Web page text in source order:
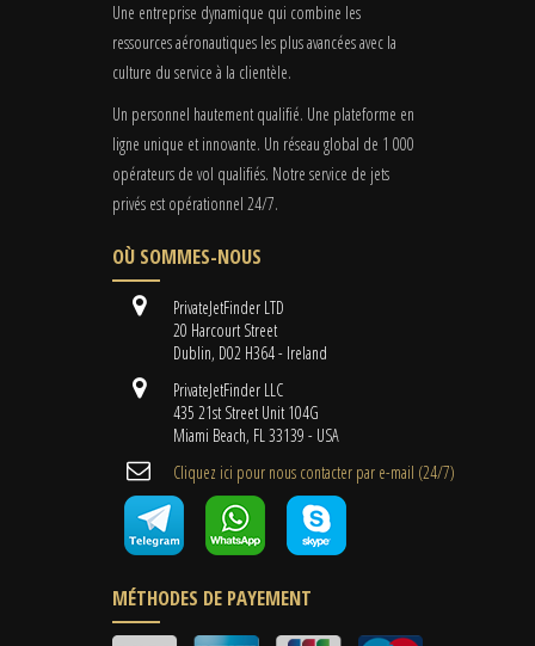
Une entreprise dynamique qui combine les
ressources aéronautiques les plus avancées avec la
culture du service à la clientèle.
Un personnel hautement qualifié. Une plateforme en
ligne unique et innovante. Un réseau global de 1 000
opérateurs de vol qualifiés. Notre service de jets
privés est opérationnel 24/7.
OÙ SOMMES-NOUS
PrivateJetFinder LTD
20 Harcourt Street
Dublin, D02 H364 - Ireland
PrivateJetFinder LLC
435 21st Street Unit 104G
Miami Beach, FL 33139 - USA
Cliquez ici pour nous contacter par e-mail (24/7)
MÉTHODES DE PAYEMENT